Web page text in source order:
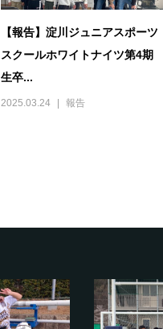
【報告】淀川ジュニアスポーツ
スクールホワイトナイツ第4期
生卒...
2025.03.24 報告